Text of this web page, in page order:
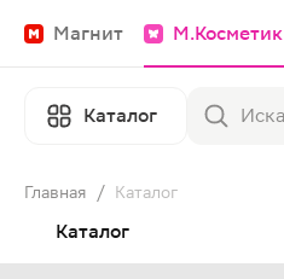
Магнит М.Косметик
Каталог
Главная / Каталог
Каталог